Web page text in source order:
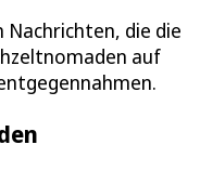
Nachrichten, die die
auf